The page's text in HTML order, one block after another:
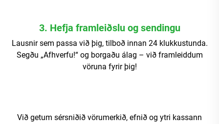
3. Hefja framleiðslu og sendingu
Lausnir sem passa við þig, tilboð innan 24 klukkustunda.
Segðu „Afhverfu!“ og borgaðu álag – við framleiddum
vöruna fyrir þig!
Við getum sérsniðið vörumerkið, efnið og ytri kassann